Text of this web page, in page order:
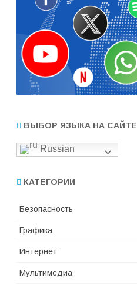
ВЫБОР ЯЗЫКА НА САЙТЕ
Russian
КАТЕГОРИИ
Безопасность
Графика
Интернет
Мультимедиа